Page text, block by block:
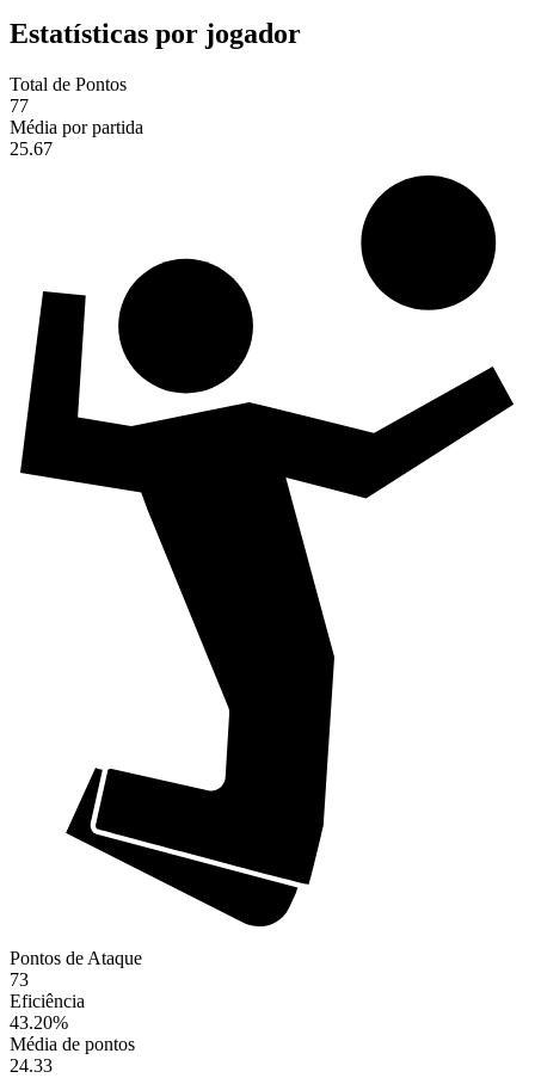
Estatísticas por jogador
Total de Pontos
77
Média por partida
25.67
Pontos de Ataque
73
Eficiência
43.20%
Média de pontos
24.33